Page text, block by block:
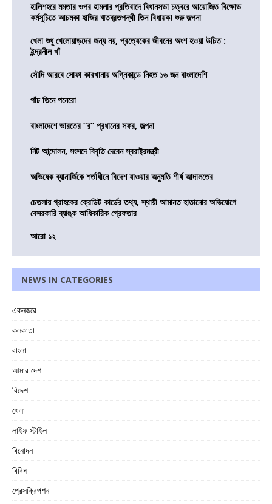
হালিশহরে মমতার ওপর হামলার প্রতিবাদে বিধানসভা চত্বরে আয়োজিত বিক্ষোভ
কর্মসূচিতে আচমকা হাজির ঋতব্রতপন্থী তিন বিধায়ক! শুরু জল্পনা
খেলা শুধু খেলোয়াড়দের জন্য নয়, প্রত্যেকের জীবনের অংশ হওয়া উচিত :
ইন্দ্রনীল খাঁ
সৌদি আরবে সোফা কারখানায় অগ্নিকান্ডে নিহত ১৬ জন বাংলাদেশি
পাঁচ তিনে পনেরো
বাংলাদেশে ভারতের “র” প্রধানের সফর, জল্পনা
নিট আন্দোলন, সংসদে বিবৃতি দেবেন স্বরাষ্ট্রমন্ত্রী
অভিষেক ব্যানার্জিকে শর্তাধীনে বিদেশ যাওয়ার অনুমতি শীর্ষ আদালতের
চেতলায় গ্রাহকের ক্রেডিট কার্ডের তথ্য, স্থায়ী আমানত হাতানোর অভিযোগে
বেসরকারি ব্যাঙ্ক আধিকারিক গ্রেফতার
আরো ১২
NEWS IN CATEGORIES
একনজরে
কলকাতা
বাংলা
আমার দেশ
বিদেশ
খেলা
লাইফ স্টাইল
বিনোদন
বিবিধ
প্রেসক্রিপশন